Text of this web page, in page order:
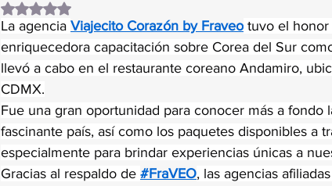
Obtuvo NaN de 5 estrellas.
La agencia Viajecito Corazón by Fraveo tuvo el honor
enriquecedora capacitación sobre Corea del Sur
llevó a cabo en el restaurante coreano Andamiro,
CDMX.
Fue una gran oportunidad para conocer más a
fascinante país, así como los paquetes disponibles a
especialmente para brindar experiencias únicas a
Gracias al respaldo de #FraVEO, las agencias